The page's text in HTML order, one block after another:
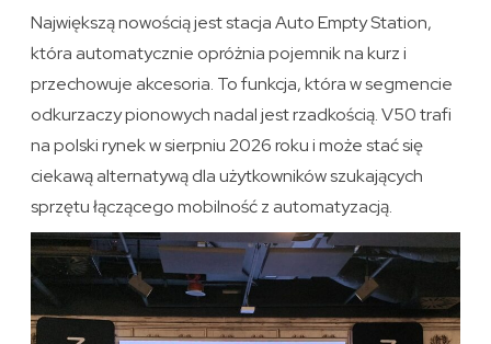
Największą nowością jest stacja Auto Empty Station,
która automatycznie opróżnia pojemnik na kurz i
przechowuje akcesoria. To funkcja, która w segmencie
odkurzaczy pionowych nadal jest rzadkością. V50 trafi
na polski rynek w sierpniu 2026 roku i może stać się
ciekawą alternatywą dla użytkowników szukających
sprzętu łączącego mobilność z automatyzacją.